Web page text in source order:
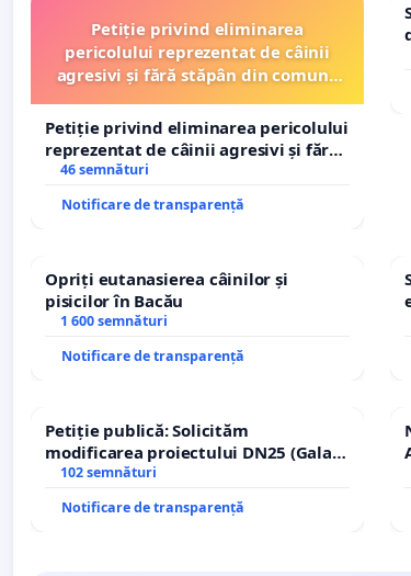
Petiție privind eliminarea
pericolului reprezentat de câinii
agresivi și fără stăpân din comuna
Petiție privind eliminarea pericolului
reprezentat de câinii agresivi și fără
stăpân din comuna Tunari
46 semnături
Notificare de transparență
Opriți eutanasierea câinilor și
pisicilor în Bacău
1 600 semnături
Notificare de transparență
Petiție publică: Solicităm
modificarea proiectului DN25 (Galați
– Hanu Conachi) prin devierea
traseului în afara localităților!
102 semnături
Notificare de transparență